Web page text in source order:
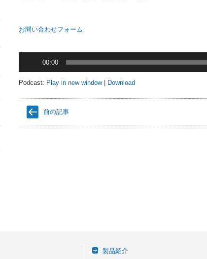
お問い合わせフォーム
プ
ー
00:00
Podcast: Play in new window| Download
前の記事
製品紹介